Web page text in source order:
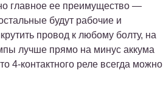
главное ее преимущество —
будут рабочие и
провод к любому болту, на
лучше прямо на минус аккума
4-контактного реле всегда можно